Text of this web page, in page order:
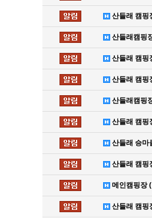
산들래 캠핑
산들래캠핑
산들래 캠핑
산들래 캠핑
산들래캠핑
산들래 캠핑
산들래 승마
산들래 캠핑
메인캠핑장
산들래 캠핑